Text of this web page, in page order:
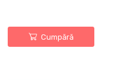
Cumpără